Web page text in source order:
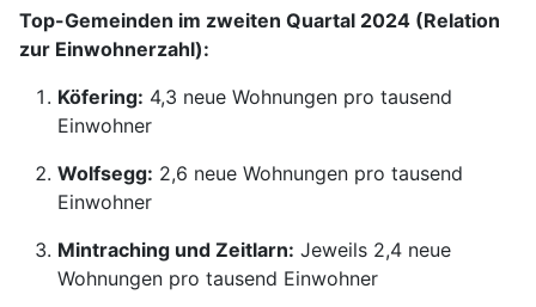
Top-Gemeinden im zweiten Quartal 2024 (Relation
zur Einwohnerzahl):
Köfering: 4,3 neue Wohnungen pro tausend
Einwohner
Wolfsegg: 2,6 neue Wohnungen pro tausend
Einwohner
Mintraching und Zeitlarn: Jeweils 2,4 neue
Wohnungen pro tausend Einwohner